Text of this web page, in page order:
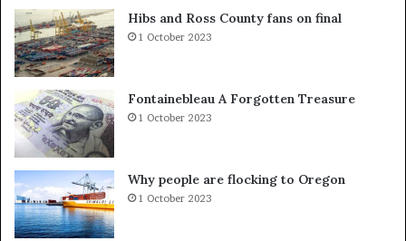
i
t
a
k
m
i
n
!
Hibs and Ross County fans on final
1 October 2023
Fontainebleau A Forgotten Treasure
1 October 2023
Why people are flocking to Oregon
1 October 2023